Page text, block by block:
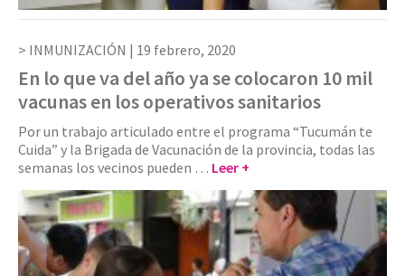
INMUNIZACIÓN | 19 febrero, 2020
En lo que va del año ya se colocaron 10 mil
vacunas en los operativos sanitarios
Por un trabajo articulado entre el programa “Tucumán te
Cuida” y la Brigada de Vacunación de la provincia, todas las
semanas los vecinos pueden … Leer +